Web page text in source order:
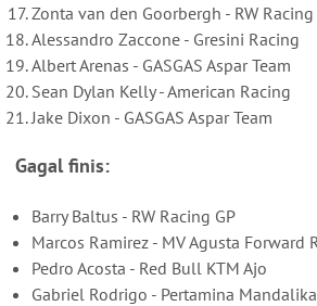
Zonta van den Goorbergh - RW Racing
Alessandro Zaccone - Gresini Racing
Albert Arenas - GASGAS Aspar Team
Sean Dylan Kelly - American Racing
Jake Dixon - GASGAS Aspar Team
Gagal finis:
Barry Baltus - RW Racing GP
Marcos Ramirez - MV Agusta Forward
Pedro Acosta - Red Bull KTM Ajo
Gabriel Rodrigo - Pertamina Mandalika